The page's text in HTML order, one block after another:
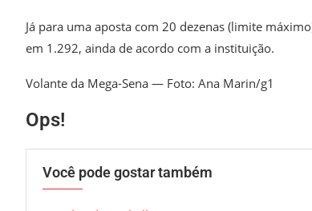
Já para uma aposta com 20 dezenas (limite
em 1.292, ainda de acordo com a instituição.
Volante da Mega-Sena — Foto: Ana Marin/g1
Ops!
Você pode gostar também